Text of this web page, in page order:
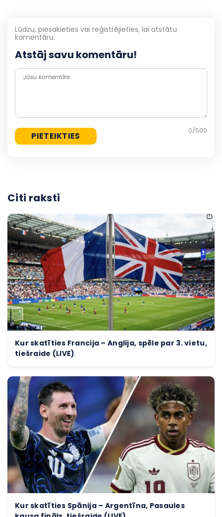
Atstāj savu komentāru!
Lūdzu, piesakieties vai reģistrējieties, lai atstātu
komentāru.
0/500
Citi raksti
Kur skatīties Francija – Anglija, spēle par 3. vietu,
tiešraide (LIVE)
Kur skatīties Spānija – Argentīna, Pasaules